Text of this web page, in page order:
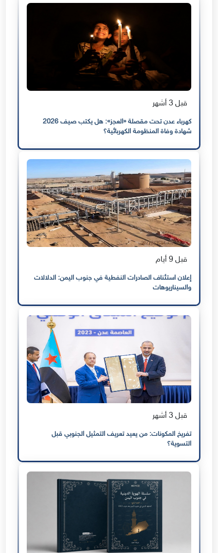
قبل 3 أشهر
كهرباء عدن تحت مقصلة «العجز»: هل يكتب صيف 2026
شهادة وفاة المنظومة الكهربائية؟
قبل 9 أيام
إعلان استئناف الصادرات النفطية في جنوب اليمن: الدلالات
والسيناريوهات
قبل 3 أشهر
تفريخ المكونات: من يعيد تعريف التمثيل الجنوبي قبل
التسوية؟